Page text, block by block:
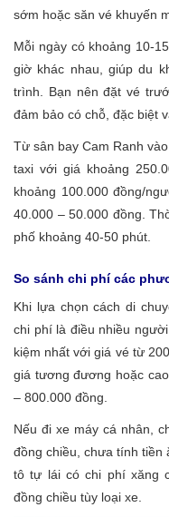
sớm hoặc săn vé khuyến
Mỗi ngày có khoảng 10-
giờ khác nhau, giúp du
trình. Bạn nên đặt vé
đảm bảo có chỗ, đặc biệt
Từ sân bay Cam Ranh
taxi với giá khoảng
khoảng 100.000 đồng/
40.000 – 50.000 đồng.
phố khoảng 40-50 phút.
So sánh chi phí các
Khi lựa chọn cách di
chi phí là điều nhiều
kiệm nhất với giá vé từ
giá tương đương hoặc
– 800.000 đồng.
Nếu đi xe máy cá nhân,
đồng chiều, chưa tính tiền
tô tự lái có chi phí xăng
đồng chiều tùy loại xe.